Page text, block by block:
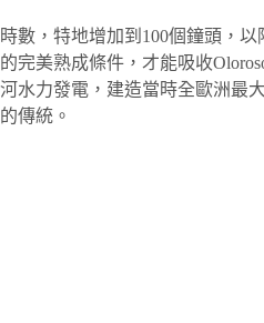
，特地增加到100個鐘頭，以
完美熟成條件，才能吸收
水力發電，建造當時全歐洲最
傳統。